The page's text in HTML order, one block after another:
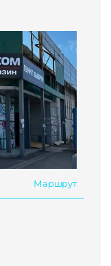
Маршрут